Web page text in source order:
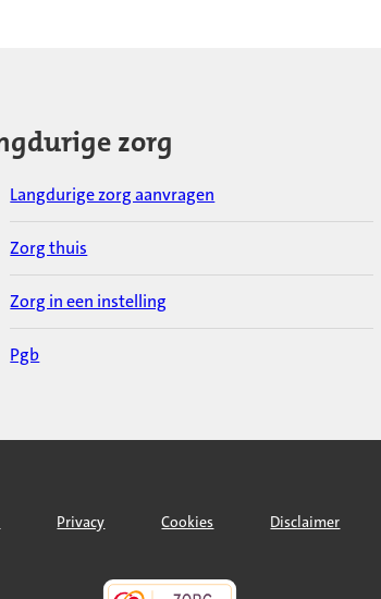
zorg
Langdurige zorg aanvragen
Zorg thuis
Zorg in een instelling
Pgb
Privacy Cookies Disclaimer